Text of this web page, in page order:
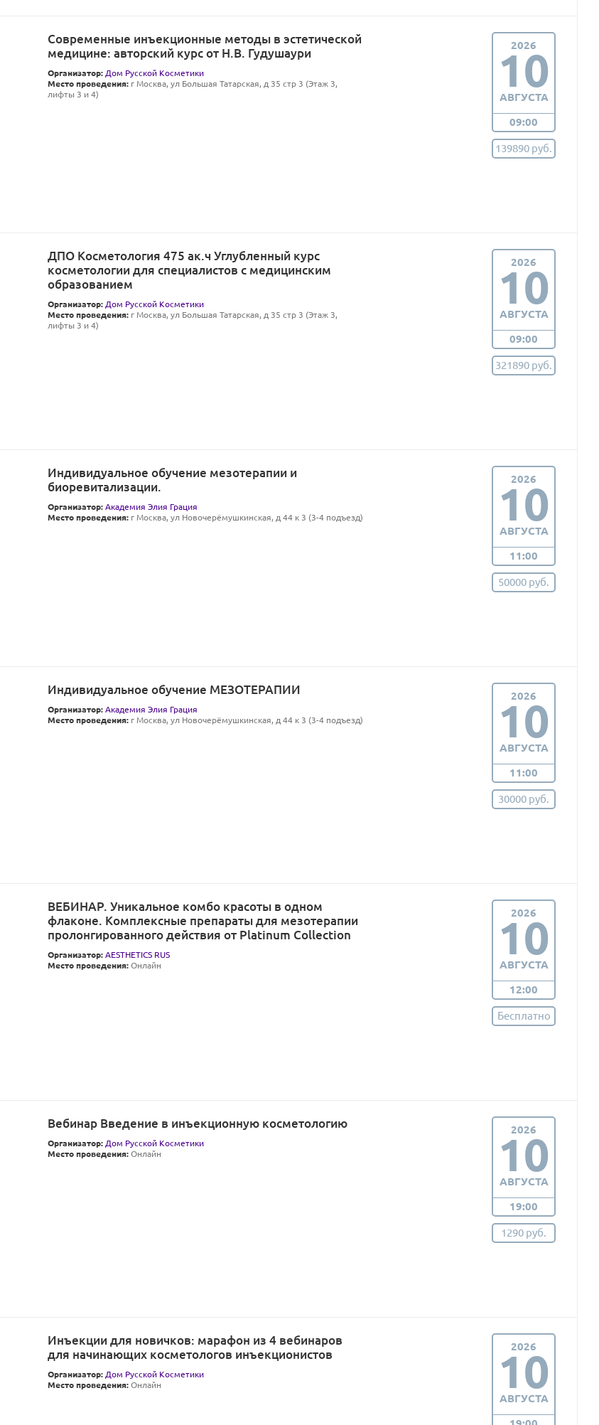
Современные инъекционные методы в эстетической
медицине: авторский курс от Н.В. Гудушаури
Организатор: Дом Русской Косметики
Место проведения: г Москва, ул Большая Татарская, д 35 стр 3 (Этаж 3,
лифты 3 и 4)
2026
10
АВГУСТА
09:00
139890 руб.
ДПО Косметология 475 ак.ч Углубленный курс
косметологии для специалистов с медицинским
образованием
Организатор: Дом Русской Косметики
Место проведения: г Москва, ул Большая Татарская, д 35 стр 3 (Этаж 3,
лифты 3 и 4)
2026
10
АВГУСТА
09:00
321890 руб.
Индивидуальное обучение мезотерапии и
биоревитализации.
Организатор: Академия Элия Грация
Место проведения: г Москва, ул Новочерёмушкинская, д 44 к 3 (3-4 подъезд)
2026
10
АВГУСТА
11:00
50000 руб.
Индивидуальное обучение МЕЗОТЕРАПИИ
Организатор: Академия Элия Грация
Место проведения: г Москва, ул Новочерёмушкинская, д 44 к 3 (3-4 подъезд)
2026
10
АВГУСТА
11:00
30000 руб.
ВЕБИНАР. Уникальное комбо красоты в одном
флаконе. Комплексные препараты для мезотерапии
пролонгированного действия от Platinum Collection
Организатор: AESTHETICS RUS
Место проведения: Онлайн
2026
10
АВГУСТА
12:00
Бесплатно
Вебинар Введение в инъекционную косметологию
Организатор: Дом Русской Косметики
Место проведения: Онлайн
2026
10
АВГУСТА
19:00
1290 руб.
Инъекции для новичков: марафон из 4 вебинаров
для начинающих косметологов инъекционистов
Организатор: Дом Русской Косметики
Место проведения: Онлайн
2026
10
АВГУСТА